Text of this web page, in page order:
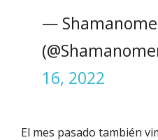
—
16, 2022
El mes pasado también